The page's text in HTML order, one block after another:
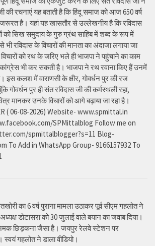
की रचनाएं यह बताती है कि हिंदू समाज को आज 650 वर्ष
है। यहां यह खासतौर से उल्लेखनीय है कि रविदास
को सिख समुदाय के गुरु ग्रंथ साहिब में शब्द के रूप में
रविदास के विचारों की मानता का अंदाजा लगाया जा
को रथ के जरिए भले ही भाजपा ने पहुंचाने का काम
भी कर सकती है। भाजपा ने रथ रवाना किए हैं उनमें
कलश में वाराणसी के क्षीर, गोवर्धन पुर की रज
गोवर्धन पुर ही संत रविदास जी की कर्मस्थली रहा,
मानकर उनके विचारों को आगे बढ़ाया जा रहा है।
( 06-08-2026) Website- www.spmittal.in
SPMittalblog Follow me on
spmittalblogger?s=11 Blog-
To Add in WhatsApp Group- 9166157932 To
का 6 वर्ष पुराना मामला उठाकर पूर्व सीएम गहलोत ने
डोटासरा को 30 जुलाई वाले बयान का जवाब दिया।
छिड़कना जैसा है। जयपुर रेलवे स्टेशन पर
गहलोत ने डाला वीडियो।